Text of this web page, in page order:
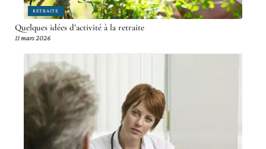
RETRAITE
Quelques idées d’activité à la retraite
11 mars 2026